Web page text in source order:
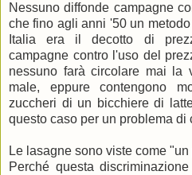
Nessuno diffonde campagne
che fino agli anni '50 un
Italia era il decotto di
campagne contro l'uso del
nessuno farà circolare mai la
male, eppure contengono
zuccheri di un bicchiere di
questo caso per un problema di
Le lasagne sono viste come
Perché questa